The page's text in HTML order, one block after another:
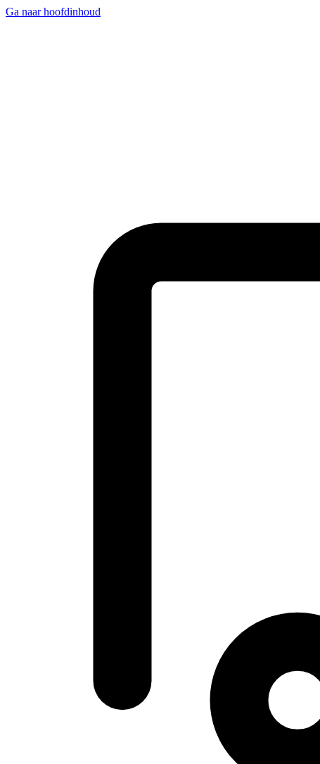
Ga naar hoofdinhoud